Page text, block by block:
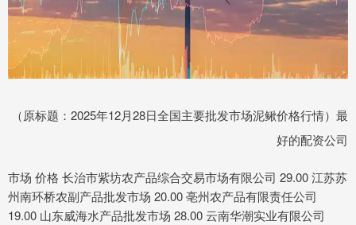
（原标题：2025年12月28日全国主要批发市场泥鳅价格行情）最
好的配资公司
市场 价格 长治市紫坊农产品综合交易市场有限公司 29.00 江苏苏
州南环桥农副产品批发市场 20.00 亳州农产品有限责任公司
19.00 山东威海水产品批发市场 28.00 云南华潮实业有限公司